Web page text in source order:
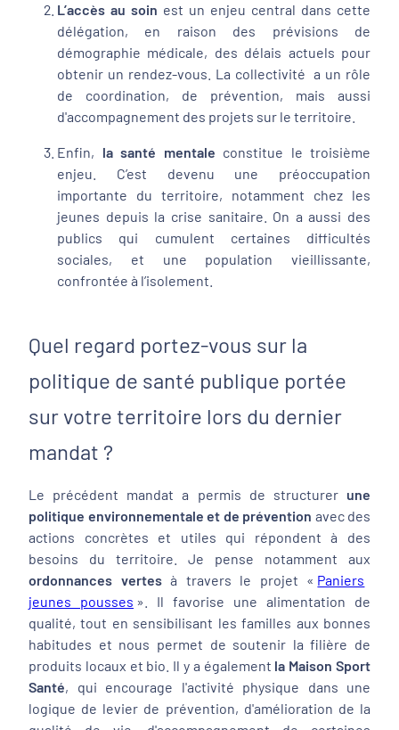
L’accès au soin est un enjeu central dans cette
délégation, en raison des prévisions de
démographie médicale, des délais actuels pour
obtenir un rendez-vous. La collectivité a un rôle
de coordination, de prévention, mais aussi
d'accompagnement des projets sur le territoire.
Enfin, la santé mentale constitue le troisième
enjeu. C’est devenu une préoccupation
importante du territoire, notamment chez les
jeunes depuis la crise sanitaire. On a aussi des
publics qui cumulent certaines difficultés
sociales, et une population vieillissante,
confrontée à l’isolement.
Quel regard portez-vous sur la
politique de santé publique portée
sur votre territoire lors du dernier
mandat ?
Le précédent mandat a permis de structurerune
politique environnementale et de prévention avec des
actions concrètes et utiles qui répondent à des
besoins du territoire. Je pense notamment aux
ordonnances vertesà travers le projet « Paniers
jeunes pousses ». Il favorise une alimentation de
qualité, tout en sensibilisant les familles aux bonnes
habitudes et nous permet de soutenir la filière de
produits locaux et bio. Il y a également la Maison Sport
Santé, qui encourage l'activité physique dans une
logique de levier de prévention, d'amélioration de la